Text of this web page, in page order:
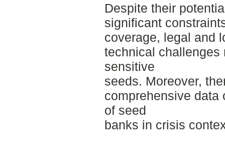
Despite their
significant
coverage, legal and
technical challenges
sensitive
seeds. Moreover,
comprehensive data
of seed
banks in crisis